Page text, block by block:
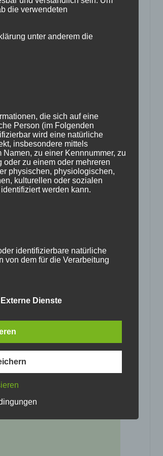
die zum Durchatmen
zu zeigen, dass
die verwendeten
unter anderem die
die sich auf eine
Person (im Folgenden
wird eine natürliche
insbesondere mittels
zu einer Kennnummer, zu
zu einem oder mehreren
physischen, physiologischen,
kulturellen oder sozialen
werden kann.
identifizierbare natürliche
von dem für die Verarbeitung
automatisierter Verfahren
die Anpassung oder
die Verwendung, die
oder eine andere Form der
die Einschränkung, das
Externe Dienste